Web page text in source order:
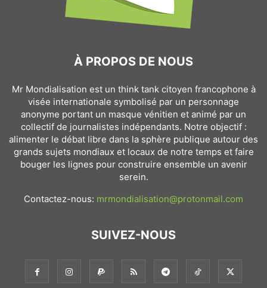
À PROPOS DE NOUS
Mr Mondialisation est un think tank citoyen francophone à
visée internationale symbolisé par un personnage
anonyme portant un masque vénitien et animé par un
collectif de journalistes indépendants. Notre objectif :
alimenter le débat libre dans la sphère publique autour des
grands sujets mondiaux et locaux de notre temps et faire
bouger les lignes pour construire ensemble un avenir
serein.
Contactez-nous: mrmondialisation@protonmail.com
SUIVEZ-NOUS